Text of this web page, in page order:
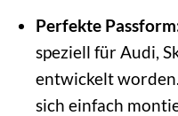
Perfekte
speziell für Audi,
entwickelt
sich einfach